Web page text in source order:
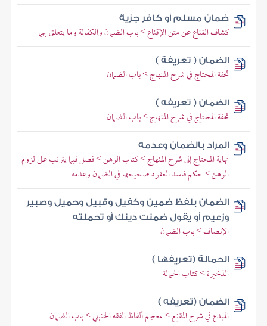
ضمان مسلم أو كافر جزية
كشاف القناع عن متن الإقناع > باب الضمان والكفالة وما يتعلق بهما
الضمان ( تعريفة )
تحفة المحتاج في شرح المنهاج > باب الضمان
الضمان ( تعريفه )
تحفة المحتاج في شرح المنهاج > باب الضمان
المراد بالضمان وعدمه
نهاية المحتاج إلى شرح المنهاج > كتاب الرهن > فصل فيما يترتب على لزوم
الرهن > حكم فاسد العقود صحيحها في الضمان وعدمه
الضمان بلفظ ضمين وكفيل وقبيل وحميل وصبير
وزعيم أو يقول ضمنت دينك أو تحملته
الإنصاف > باب الضمان
الحمالة (تعريفها )
الذخيرة > كتاب الحمالة
الضمان (تعريفه )
المبدع في شرح المقنع > معجم ألفاظ الفقه الحنبلي > باب الضمان